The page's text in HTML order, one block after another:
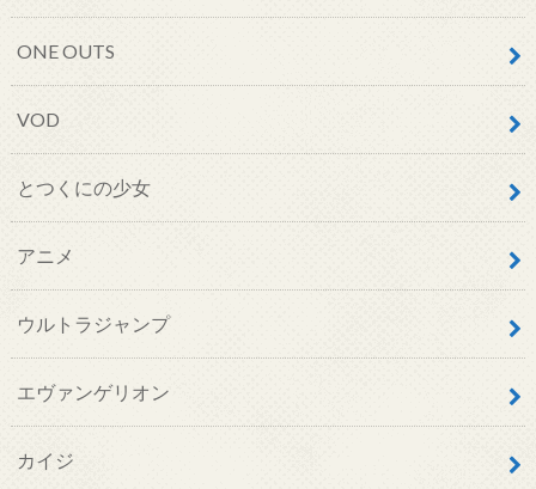
ONE OUTS
VOD
とつくにの少女
アニメ
ウルトラジャンプ
エヴァンゲリオン
カイジ